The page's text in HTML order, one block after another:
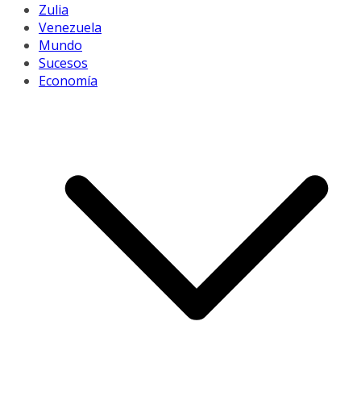
Zulia
Venezuela
Mundo
Sucesos
Economía